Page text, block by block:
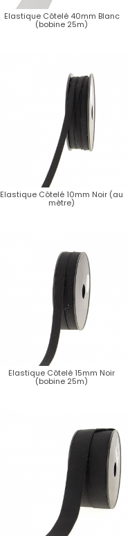
Elastique Côtelé 40mm Blanc
(bobine 25m)
Elastique Côtelé 10mm Noir (au
mètre)
Elastique Côtelé 15mm Noir
(bobine 25m)